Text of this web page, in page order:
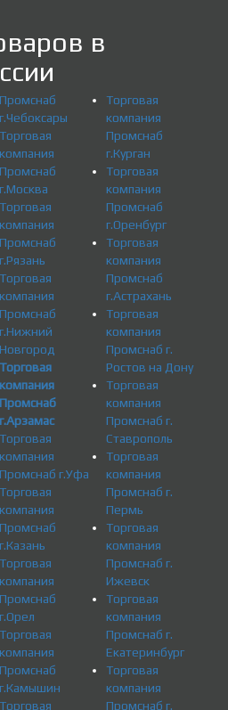
в
Промснаб
г.Чебоксары
Торговая
компания
Промснаб
г.Москва
Торговая
компания
Промснаб
г.Рязань
Торговая
компания
Промснаб
г.Нижний
Новгород
Торговая
компания
Промснаб
г.Арзамас
Торговая
компания
Промснаб г.Уфа
Торговая
компания
Промснаб
г.Казань
Торговая
компания
Промснаб
г.Орел
Торговая
компания
Промснаб
г.Камышин
Торговая
Торговая
компания
Промснаб
г.Курган
Торговая
компания
Промснаб
г.Оренбург
Торговая
компания
Промснаб
г.Астрахань
Торговая
компания
Промснаб г.
Ростов на Дону
Торговая
компания
Промснаб г.
Ставрополь
Торговая
компания
Промснаб г.
Пермь
Торговая
компания
Промснаб г.
Ижевск
Торговая
компания
Промснаб г.
Екатеринбург
Торговая
компания
Промснаб г.